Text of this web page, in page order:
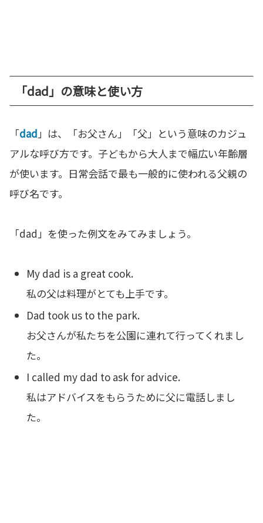
「dad」の意味と使い方
「dad 」は、「お父さん」「父」という意味のカジュ
アルな呼び方です。子どもから大人まで幅広い年齢層
が使います。日常会話で最も一般的に使われる父親の
呼び名です。
「dad」を使った例文をみてみましょう。
My dad is a great cook.
私の父は料理がとても上手です。
Dad took us to the park.
お父さんが私たちを公園に連れて行ってくれまし
た。
I called my dad to ask for advice.
私はアドバイスをもらうために父に電話しまし
た。